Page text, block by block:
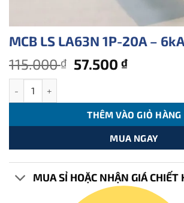
MCB LS LA63N 1P-20A –
115.000₫ Giá
115.000 ₫.
57.500₫Giá
là:
57.500 ₫.
THÊM VÀO GIỎ HÀNG
MUA NGAY
MUA SỈ HOẶC NHẬN GIÁ CHIẾT